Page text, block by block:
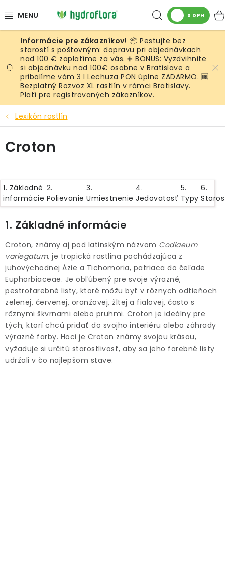
na
Hľadať
S DPH
RASTLINY
UMELÉ RASTLINY
KVETINÁČE
SUBSTRÁTY A PRÍSLUŠENSTVO
SERVIS INTERIÉROVEJ ZELENE
ŽIVÉ STENY
ODBORNÉ ČLÁNKY
MACHOVÉ STENY
INTERIÉROVÉ DEKORÁCIE
BLOG
NA OBJEDNÁVKU
AKCIA
📦 Pestujte bez
starostí s poštovným: dopravu pri objednávkach
nad 100 € zaplatíme za vás. ➕ BONUS: Vyzdvihnite
si objednávku nad 100€ osobne v Bratislave a
pribalíme vám 3 l Lechuza PON úplne ZADARMO. 🆓
Bezplatný Rozvoz XL rastlín v rámci Bratislavy.
Platí pre registrovaných zákazníkov.
Lexikón rastlín
Croton
1. Základné
informácie
2.
Polievanie
3.
Umiestnenie
4.
Jedovatosť
5.
Typy
6.
1. Základné informácie
Croton, známy aj pod latinským názvom Codiaeum
variegatum, je tropická rastlina pochádzajúca z
juhovýchodnej Ázie a Tichomoria, patriaca do čeľade
Euphorbiaceae. Je obľúbený pre svoje výrazné,
pestrofarebné listy, ktoré môžu byť v rôznych odtieňoch
zelenej, červenej, oranžovej, žltej a fialovej, často s
rôznymi škvrnami alebo pruhmi. Croton je ideálny pre
tých, ktorí chcú pridať do svojho interiéru alebo záhrady
výrazné farby. Hoci je Croton známy svojou krásou,
vyžaduje si určitú starostlivosť, aby sa jeho farebné listy
udržali v čo najlepšom stave.